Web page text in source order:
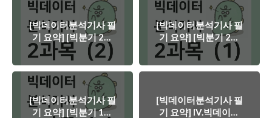
[빅데이터분석기사 필
기 요약] [빅분기 2과
목 요약] II. 빅데이터
탐색 - 요약 (2)
[빅데이터분석기사 필
기 요약] [빅분기 2과
목 요약] II. 빅데이터
탐색 - 요약 (1)
[빅데이터분석기사 필
기 요약] [빅분기 1과
[빅데이터분석기사 필
기 요약] IV.빅데이터